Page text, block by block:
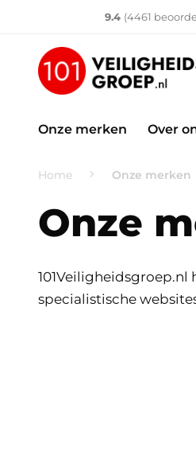
Klantenvertellen
9.410
(4461
Onze merken Over
Home Onze merken
Onze
specialistische